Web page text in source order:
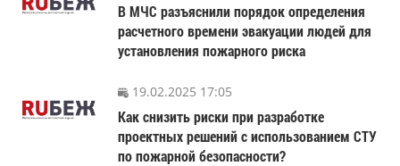
В МЧС разъяснили порядок определения
расчетного времени эвакуации людей для
установления пожарного риска
19.02.2025 17:05
Как снизить риски при разработке
проектных решений с использованием СТУ
по пожарной безопасности?